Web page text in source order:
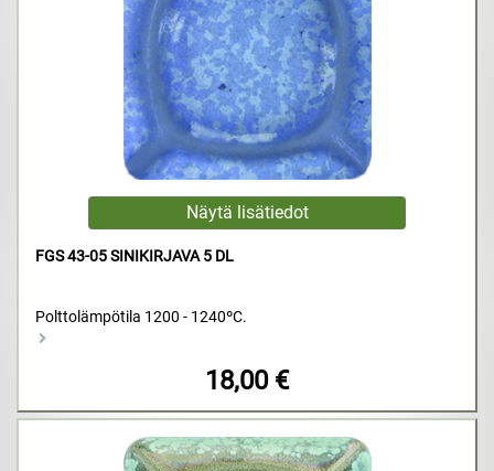
FGS 43-05 SINIKIRJAVA 5 DL
Polttolämpötila 1200 - 1240ºC.
18,00 €